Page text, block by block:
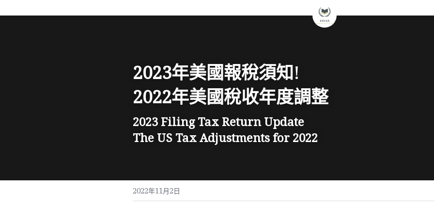
2023年美國報稅須知 !
2022年美國稅收年度調整
2023 Filing Tax Return Update
The US Tax Adjustments for 2022
2022年11月2日